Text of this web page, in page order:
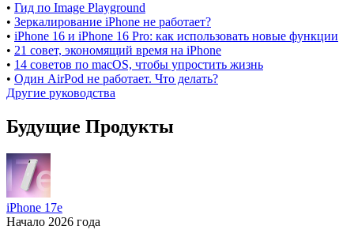
• Гид по Image Playground
• Зеркалирование iPhone не работает?
• iPhone 16 и iPhone 16 Pro: как использовать новые функции
• 21 совет, экономящий время на iPhone
• 14 советов по macOS, чтобы упростить жизнь
• Один AirPod не работает. Что делать?
Другие руководства
Будущие Продукты
iPhone 17e
Начало 2026 года